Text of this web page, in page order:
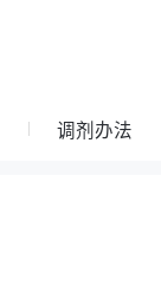
调剂办法